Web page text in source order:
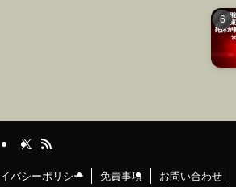
バシーポリシー 免責事項 お問い合わせ